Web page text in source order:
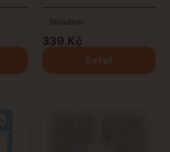
339 Kč
Skladem
Detail